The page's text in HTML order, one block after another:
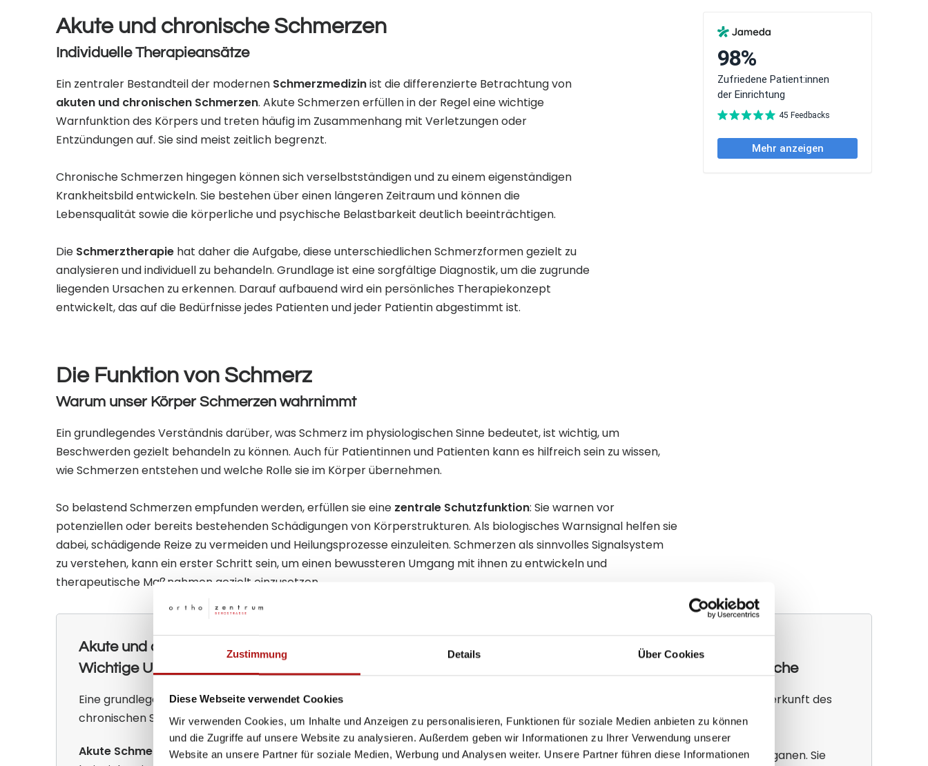
Zustimmung Details Über Cookies
Diese Webseite verwendet Cookies
Wir verwenden Cookies, um Inhalte und Anzeigen zu personalisieren, Funktionen für soziale Medien anbieten zu können
und die Zugriffe auf unsere Website zu analysieren. Außerdem geben wir Informationen zu Ihrer Verwendung unserer
Website an unsere Partner für soziale Medien, Werbung und Analysen weiter. Unsere Partner führen diese Informationen
Akute und chronische Schmerzen
Individuelle Therapieansätze
Ein zentraler Bestandteil der modernen Schmerzmedizinist die differenzierte Betrachtung von
akuten und chronischen Schmerzen. Akute Schmerzen erfüllen in der Regel eine wichtige
Warnfunktion des Körpers und treten häufig im Zusammenhang mit Verletzungen oder
Entzündungen auf. Sie sind meist zeitlich begrenzt.
Chronische Schmerzen hingegen können sich verselbstständigen und zu einem eigenständigen
Krankheitsbild entwickeln. Sie bestehen über einen längeren Zeitraum und können die
Lebensqualität sowie die körperliche und psychische Belastbarkeit deutlich beeinträchtigen.
Die Schmerztherapiehat daher die Aufgabe, diese unterschiedlichen Schmerzformen gezielt zu
analysieren und individuell zu behandeln. Grundlage ist eine sorgfältige Diagnostik, um die zugrunde
liegenden Ursachen zu erkennen. Darauf aufbauend wird ein persönliches Therapiekonzept
entwickelt, das auf die Bedürfnisse jedes Patienten und jeder Patientin abgestimmt ist.
Die Funktion von Schmerz
Warum unser Körper Schmerzen wahrnimmt
Ein grundlegendes Verständnis darüber, was Schmerz im physiologischen Sinne bedeutet, ist wichtig, um
Beschwerden gezielt behandeln zu können. Auch für Patientinnen und Patienten kann es hilfreich sein zu wissen,
wie Schmerzen entstehen und welche Rolle sie im Körper übernehmen.
So belastend Schmerzen empfunden werden, erfüllen sie eine zentrale Schutzfunktion: Sie warnen vor
potenziellen oder bereits bestehenden Schädigungen von Körperstrukturen. Als biologisches Warnsignal helfen sie
dabei, schädigende Reize zu vermeiden und Heilungsprozesse einzuleiten. Schmerzen als sinnvolles Signalsystem
zu verstehen, kann ein erster Schritt sein, um einen bewussteren Umgang mit ihnen zu entwickeln und
therapeutische Maßnahmen gezielt einzusetzen.
Akute und chronische Schmerzen:
Wichtige Unterschiede und Definitionen
Eine grundlegende Einteilung unterscheidet zwischen akuten und
chronischen Schmerzen.
Akute Schmerzenentstehen durch ein klar auslösendes Ereignis,
Somatische und viszerale Schmerzen:
Unterschiede in Wahrnehmung und Ursache
Eine weitere wichtige Differenzierung betrifft die Herkunft des
Schmerzes: somatisch oder viszeral.
Viszerale Schmerzenentstehen in den inneren Organen. Sie